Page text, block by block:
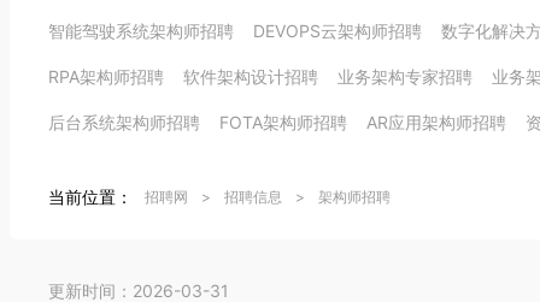
智能驾驶系统架构师招聘 DEVOPS云架构师招聘 数字化解决
RPA架构师招聘 软件架构设计招聘 业务架构专家招聘 业务
后台系统架构师招聘 FOTA架构师招聘 AR应用架构师招聘
当前位置： 招聘网 > 招聘信息 > 架构师招聘
更新时间：2026-03-31